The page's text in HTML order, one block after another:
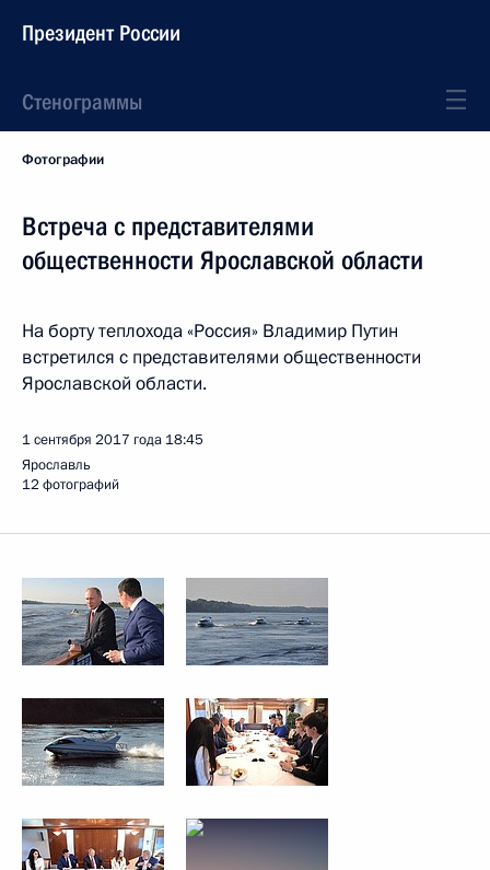
Президент России
Стенограммы
Фотографии
Встреча с представителями
общественности Ярославской области
На борту теплохода «Россия» Владимир Путин
встретился с представителями общественности
Ярославской области.
1 сентября 2017 года 18:45
Ярославль
12 фотографий